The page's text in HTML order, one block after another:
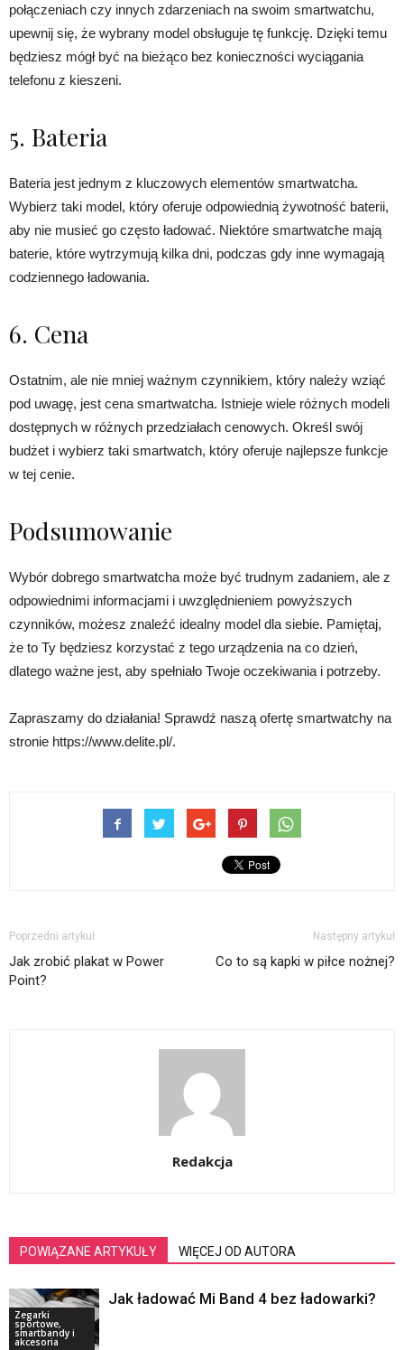
połączeniach czy innych zdarzeniach na swoim smartwatchu,
upewnij się, że wybrany model obsługuje tę funkcję. Dzięki temu
będziesz mógł być na bieżąco bez konieczności wyciągania
telefonu z kieszeni.
5. Bateria
Bateria jest jednym z kluczowych elementów smartwatcha.
Wybierz taki model, który oferuje odpowiednią żywotność baterii,
aby nie musieć go często ładować. Niektóre smartwatche mają
baterie, które wytrzymują kilka dni, podczas gdy inne wymagają
codziennego ładowania.
6. Cena
Ostatnim, ale nie mniej ważnym czynnikiem, który należy wziąć
pod uwagę, jest cena smartwatcha. Istnieje wiele różnych modeli
dostępnych w różnych przedziałach cenowych. Określ swój
budżet i wybierz taki smartwatch, który oferuje najlepsze funkcje
w tej cenie.
Podsumowanie
Wybór dobrego smartwatcha może być trudnym zadaniem, ale z
odpowiednimi informacjami i uwzględnieniem powyższych
czynników, możesz znaleźć idealny model dla siebie. Pamiętaj,
że to Ty będziesz korzystać z tego urządzenia na co dzień,
dlatego ważne jest, aby spełniało Twoje oczekiwania i potrzeby.
Zapraszamy do działania! Sprawdź naszą ofertę smartwatchy na
stronie https://www.delite.pl/.
Poprzedni artykuł
Jak zrobić plakat w Power
Point?
Następny artykuł
Co to są kapki w piłce nożnej?
Redakcja
POWIĄZANE ARTYKUŁY WIĘCEJ OD AUTORA
Zegarki
sportowe,
smartbandy i
akcesoria
Jak ładować Mi Band 4 bez ładowarki?